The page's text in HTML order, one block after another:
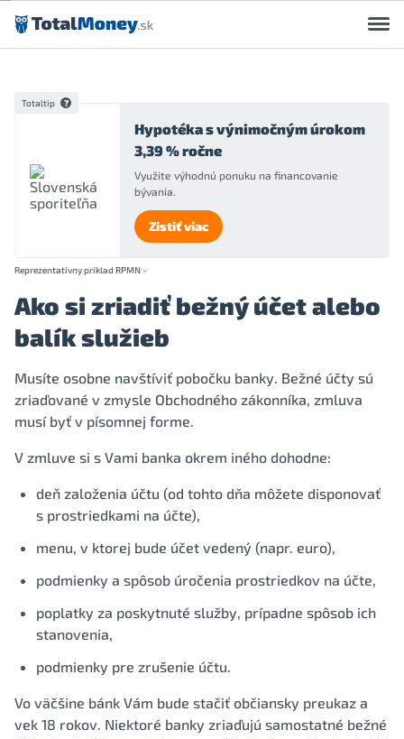
Preskočiť na obsah
Totaltip
Hypotéka s výnimočným úrokom
3,39 % ročne
Využite výhodnú ponuku na financovanie
bývania.
Zistiť viac
Reprezentatívny príklad RPMN
Ako si zriadiť bežný účet alebo
balík služieb
Musíte osobne navštíviť pobočku banky. Bežné účty sú
zriaďované v zmysle Obchodného zákonníka, zmluva
musí byť v písomnej forme.
V zmluve si s Vami banka okrem iného dohodne:
deň založenia účtu (od tohto dňa môžete disponovať
s prostriedkami na účte),
menu, v ktorej bude účet vedený (napr. euro),
podmienky a spôsob úročenia prostriedkov na účte,
poplatky za poskytnuté služby, prípadne spôsob ich
stanovenia,
podmienky pre zrušenie účtu.
Vo väčšine bánk Vám bude stačiť občiansky preukaz a
vek 18 rokov. Niektoré banky zriaďujú samostatné bežné